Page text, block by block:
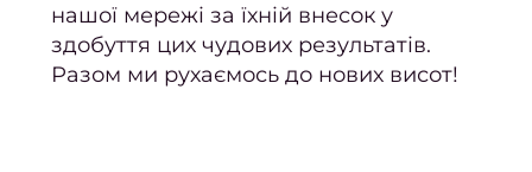
нашої мережі за їхній внесок у
здобуття цих чудових результатів.
Разом ми рухаємось до нових висот!